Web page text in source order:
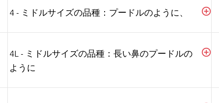
4 - ミドルサイズの品種：プードルのように、
4L - ミドルサイズの品種：長い鼻のプードルの
ように